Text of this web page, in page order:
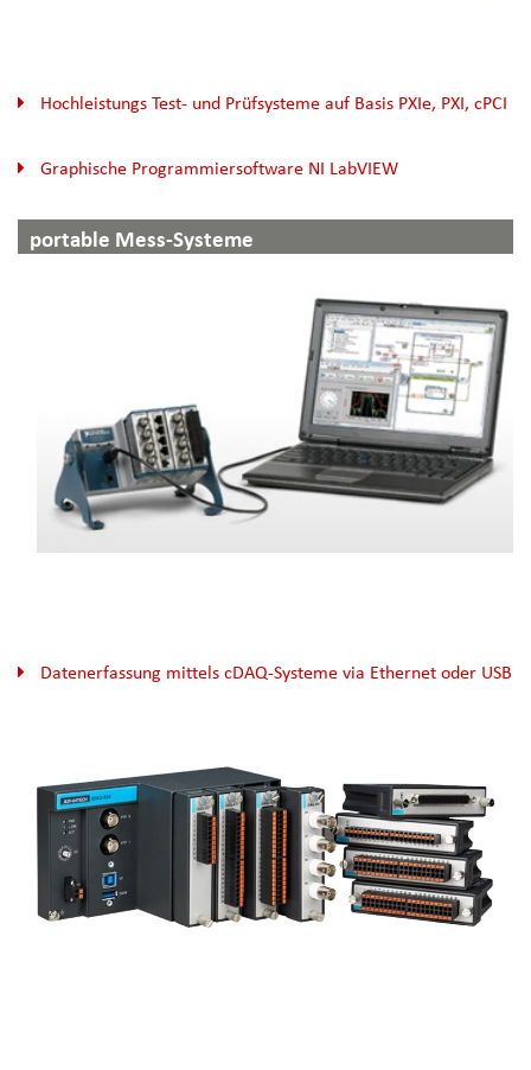
Hochleistungs Test- und Prüfsysteme auf Basis PXIe, PXI, cPCI
Graphische Programmiersoftware NI LabVIEW
portable Mess-Systeme
Datenerfassung mittels cDAQ-Systeme via Ethernet oder USB